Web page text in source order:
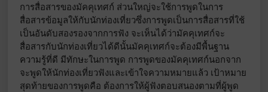
การสื่อสารของมัคคุเทศก์ ส่วนใหญ่จะใช้การพูดในการ
สื่อสารข้อมูลให้กับนักท่องเที่ยวซึ่งการพูดเป็นการสื่อสารที่ใช้
เป็นอันดับสองรองจากการฟัง จะเห็นได้ว่ามัคคุเทศก์จะ
สื่อสารกับนักท่องเที่ยวได้ดีนั้นมัคคุเทศก์จะต้องมีพื้นฐาน
ความรู้ที่ดี มีทักษะในการพูด การพูดของมัคคุเทศก์นอกจาก
จะพูดให้นักท่องเที่ยวฟังและเข้าใจความหมายแล้ว เป้าหมาย
สุดท้ายของการพูดคือ ต้องการให้ผู้ฟังตอบสนองตามที่ผู้พูด